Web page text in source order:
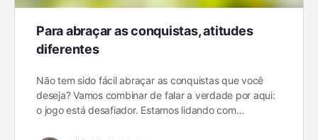
Para abraçar as conquistas, atitudes
diferentes
Não tem sido fácil abraçar as conquistas que você
deseja? Vamos combinar de falar a verdade por aqui:
o jogo está desafiador. Estamos lidando com…